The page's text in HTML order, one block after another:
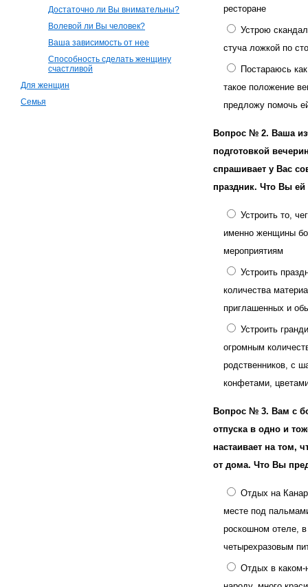
Достаточно ли Вы внимательны?
Волевой ли Вы человек?
Ваша зависимость от нее
Способность сделать женщину
счастливой
Для женщин
Семья
ресторане
Устрою
стуча ложкой по
Постараюсь
такое положение
предложу помочь
Вопрос № 2. Ваша
подготовкой
спрашивает у Вас
праздник. Что Вы ей
Устроить то,
именно женщины
мероприятиям
Устроить
количества
приглашенных и
Устроить
огромным
родственников, с
конфетами,
Вопрос № 3. Вам с
отпуска в одно и
настаивает на том,
от дома. Что Вы
Отдых на
месте под
роскошном отеле,
четырехразовым
Отдых в каком-